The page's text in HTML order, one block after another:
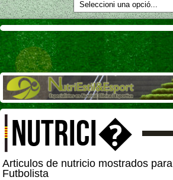
NUTRICI�
Articulos de nutricio mostrados
Futbolista